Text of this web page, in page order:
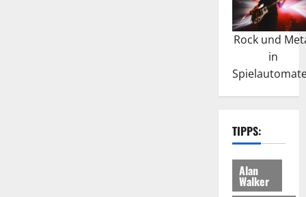
Rock und
in
TIPPS:
Alan
Walker